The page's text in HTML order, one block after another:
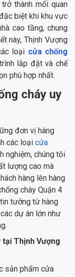
thành mối quan
biệt khi khu vực
cao tầng, chung
này, Thịnh Vượng
loại cửa chống
lắp đặt và chế
phù hợp nhất.
cháy uy
đơn vị hàng
các loại cửa
nghiệm, chúng tôi
lượng cao mà
hàng lên hàng
cháy Quận 4
tưởng từ hàng
dự án lớn như
Thịnh Vượng
sản phẩm cửa